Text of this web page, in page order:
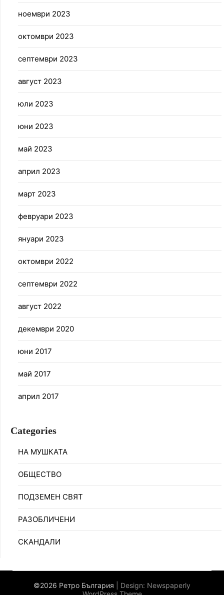
ноември 2023
октомври 2023
септември 2023
август 2023
юли 2023
юни 2023
май 2023
април 2023
март 2023
февруари 2023
януари 2023
октомври 2022
септември 2022
август 2022
декември 2020
юни 2017
май 2017
април 2017
Categories
НА МУШКАТА
ОБЩЕСТВО
ПОДЗЕМЕН СВЯТ
РАЗОБЛИЧЕНИ
СКАНДАЛИ
©2026 Ретро България | Design: Newspaperly